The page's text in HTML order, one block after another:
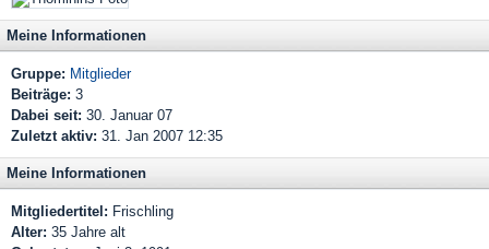
Meine Informationen
Gruppe: Mitglieder
Beiträge: 3
Dabei seit: 30. Januar 07
Zuletzt aktiv: 31. Jan 2007 12:35
Meine Informationen
Mitgliedertitel: Frischling
Alter: 35 Jahre alt